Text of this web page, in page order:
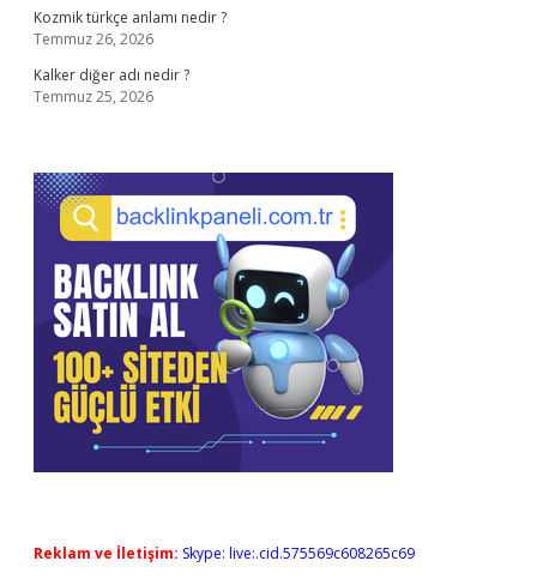
Kozmik türkçe anlamı nedir ?
Temmuz 26, 2026
Kalker diğer adı nedir ?
Temmuz 25, 2026
Reklam ve İletişim: Skype: live:.cid.575569c608265c69